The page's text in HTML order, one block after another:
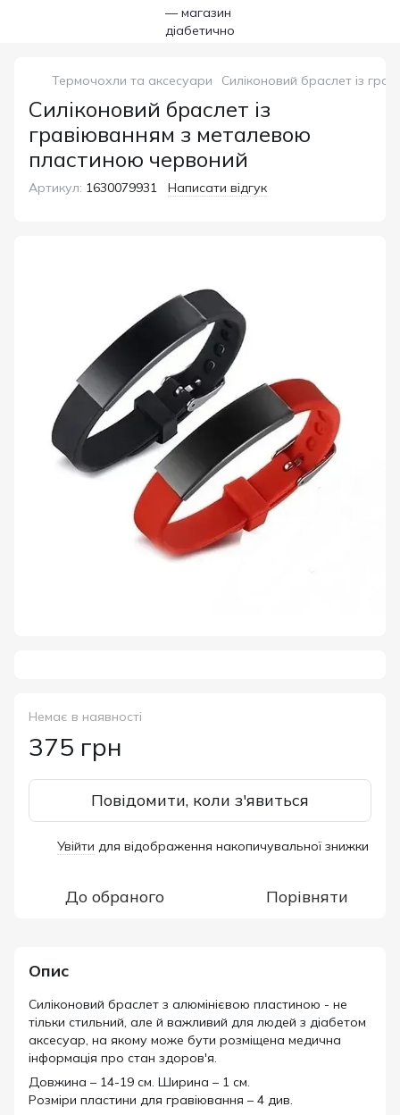
Термочохли та аксесуари Силіконовий браслет із
Силіконовий браслет із
гравіюванням з металевою
пластиною червоний
Артикул: 1630079931 Написати відгук
Немає в наявності
375 грн
Повідомити, коли з'явиться
Увійти для відображення накопичувальної знижки
До обраного Порівняти
Опис
Силіконовий браслет з алюмінієвою пластиною - не
тільки стильний, але й важливий для людей з діабетом
аксесуар, на якому може бути розміщена медична
інформація про стан здоров'я.
Довжина – 14-19 см. Ширина – 1 см.
Розміри пластини для гравіювання – 4 див.